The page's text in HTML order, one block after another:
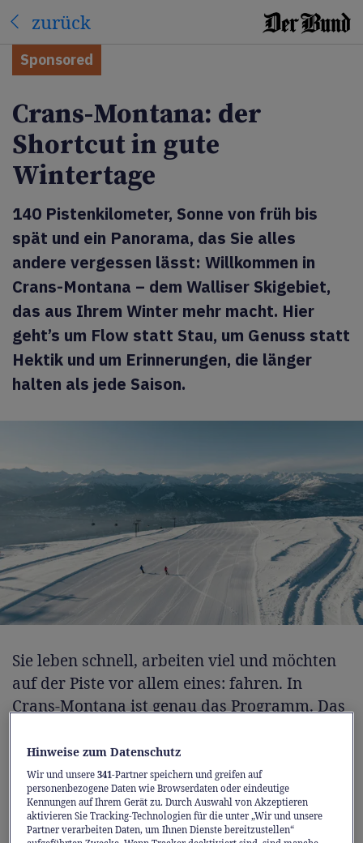
zurück
Sponsored
Crans-Montana: der
Shortcut in gute
Wintertage
140 Pistenkilometer, Sonne von früh bis
spät und ein Panorama, das Sie alles
andere vergessen lässt: Willkommen in
Crans-Montana – dem Walliser Skigebiet,
das aus Ihrem Winter mehr macht. Hier
geht’s um Flow statt Stau, um Genuss statt
Hektik und um Erinnerungen, die länger
halten als jede Saison.
Sie leben schnell, arbeiten viel und möchten
auf der Piste vor allem eines: fahren. In
Crans-Montana ist genau das Programm. Das
die Pisten sind top präpariert. Wer noch
einen Gang höher schalten will, bucht die
FastLane an den Bahnen – und ist schneller
wieder dort, wo’s Spass macht: auf der
Hinweise zum Datenschutz
Wir und unsere341-Partner speichern und greifen auf
personenbezogene Daten wie Browserdaten oder eindeutige
Kennungen auf Ihrem Gerät zu. Durch Auswahl von Akzeptieren
aktivieren Sie Tracking-Technologien für die unter „Wir und unsere
Partner verarbeiten Daten, um Ihnen Dienste bereitzustellen“